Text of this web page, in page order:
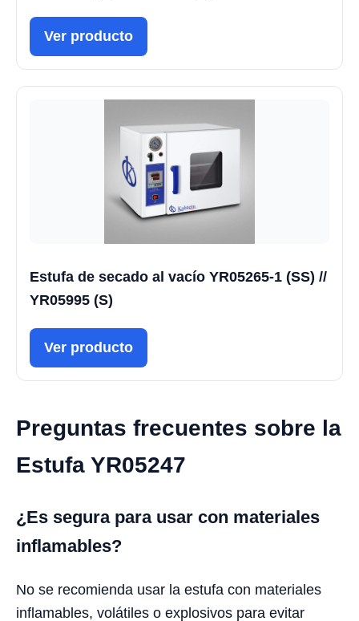
Ver producto
Estufa de secado al vacío YR05265-1 (SS) //
YR05995 (S)
Ver producto
Preguntas frecuentes sobre la
Estufa YR05247
¿Es segura para usar con materiales
inflamables?
No se recomienda usar la estufa con materiales
inflamables, volátiles o explosivos para evitar